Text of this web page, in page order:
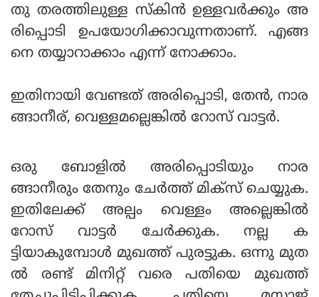
തു തരത്തിലുള്ള സ്‌കിന്‍ ഉള്ളവര്‍ക്കും അ
രിപ്പൊടി ഉപയോഗിക്കാവുന്നതാണ്. എങ്ങ
നെ തയ്യാറാക്കാം എന്ന് നോക്കാം.
ഇതിനായി വേണ്ടത് അരിപ്പൊടി, തേന്‍, നാര
ങ്ങാനീര്, വെള്ളമല്ലെങ്കില്‍ റോസ് വാട്ടര്‍.
ഒരു ബോളില്‍ അരിപ്പൊടിയും നാര
ങ്ങാനീരും തേനും ചേര്‍ത്ത് മിക്‌സ് ചെയ്യുക.
ഇതിലേക്ക് അല്പം വെള്ളം അല്ലെങ്കില്‍
റോസ് വാട്ടര്‍ ചേര്‍ക്കുക. നല്ല ക
ട്ടിയാകുമ്പോള്‍ മുഖത്ത് പുരട്ടുക. ഒന്നു മുത
ല്‍ രണ്ട് മിനിറ്റ് വരെ പതിയെ മുഖത്ത്